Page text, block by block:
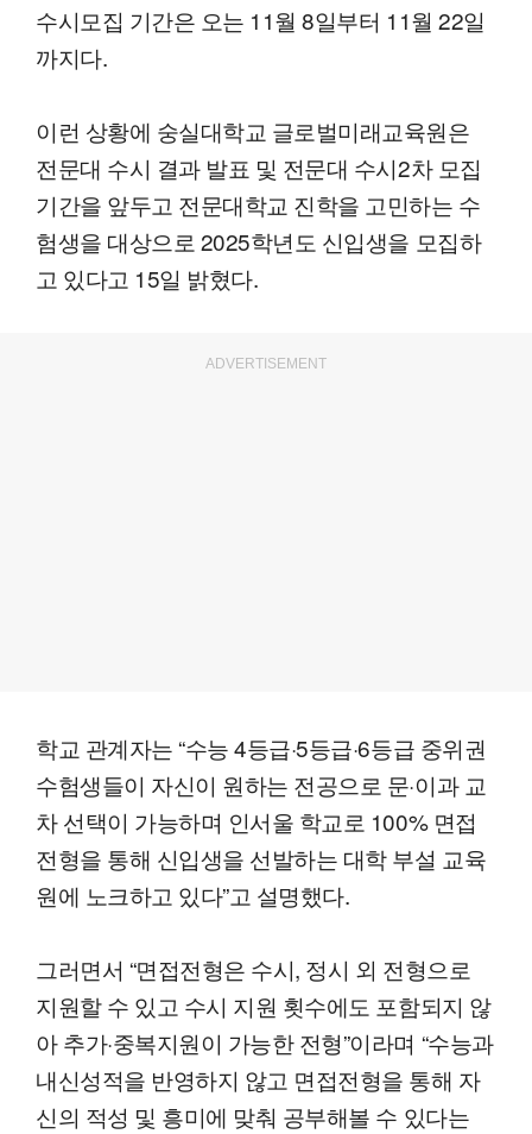
수시모집 기간은 오는 11월 8일부터 11월 22일
까지다.
이런 상황에 숭실대학교 글로벌미래교육원은
전문대 수시 결과 발표 및 전문대 수시2차 모집
기간을 앞두고 전문대학교 진학을 고민하는 수
험생을 대상으로 2025학년도 신입생을 모집하
고 있다고 15일 밝혔다.
ADVERTISEMENT
학교 관계자는 “수능 4등급·5등급·6등급 중위권
수험생들이 자신이 원하는 전공으로 문·이과 교
차 선택이 가능하며 인서울 학교로 100% 면접
전형을 통해 신입생을 선발하는 대학 부설 교육
원에 노크하고 있다”고 설명했다.
그러면서 “면접전형은 수시, 정시 외 전형으로
지원할 수 있고 수시 지원 횟수에도 포함되지 않
아 추가·중복지원이 가능한 전형”이라며 “수능과
내신성적을 반영하지 않고 면접전형을 통해 자
신의 적성 및 흥미에 맞춰 공부해볼 수 있다는